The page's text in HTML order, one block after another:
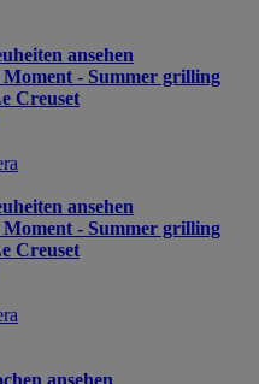
ansehen
- Summer grilling
Creuset
ansehen
- Summer grilling
Creuset
ansehen